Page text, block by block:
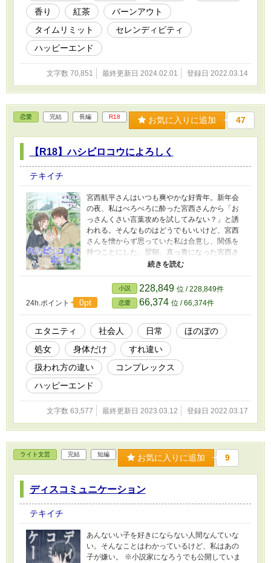
香り 紅茶
バーンアウト
タイムリミット
セレンディピティ
ハッピーエンド
文字数 70,851 最終更新日 2024.02.01 登録日 2022.03.14
恋愛 完結 長編 R18 お気に入りに追加 47
【R18】ハシビロコウによろしく
テキイチ
宮西航平さんはいつも爽やかな好青年。新年会
の夜、私はべろべろに酔った宮西さんから「お
っさんくさい言葉攻めを試してみない？」と誘
われる。そんなものはどうでもいいけど、宮西
さんを憎からず思っていた私は合意し、関係を
持つことにした。翌朝、真っ青になった宮西さ
んに、私は「しばらく練習に付き合ってくださ
い」と持ち掛ける。 ちょっぴり屈折したおっぱ
いおっきめ女子と爽やかおしゃれ男子ののんび
りした身体だけの関係。 ※ムーンライトノベル
ズ、エブリスタでも公開しています。 ※表紙の
素敵な絵はコンノ様（@hasunorenkon）にお願
いしました。
24h.ポイント 0pt
小説 228,849 位 / 228,849件
恋愛 66,374 位 / 66,374件
エタニティ 社会人 日常
ほのぼの
処女
身体だけ
すれ違い
扱われ方の違い
コンプレックス
ハッピーエンド
文字数 63,577 最終更新日 2023.03.12 登録日 2022.03.17
ライト文芸 完結 短編 お気に入りに追加 9
ディスコミュニケーション
テキイチ
あんないい子を好きにならない人間なんていな
い。そんなことはわかっているけど、私はあの
子が嫌い。 ※小説家になろうでも公開していま